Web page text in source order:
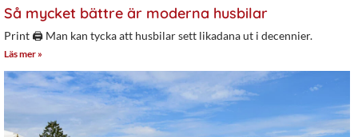
Så mycket bättre är moderna husbilar
Print 🖨 Man kan tycka att husbilar sett likadana ut i decennier.
Läs mer »